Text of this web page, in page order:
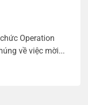
Operation
về việc mời...